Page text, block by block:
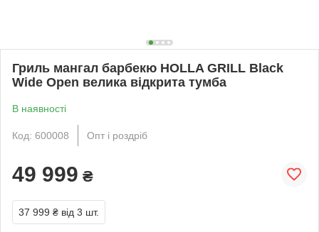
Гриль мангал барбекю HOLLA GRILL Black
Wide Open велика відкрита тумба
В наявності
Код: 600008 Опт і роздріб
49 999 ₴
37 999 ₴ від 3 шт.